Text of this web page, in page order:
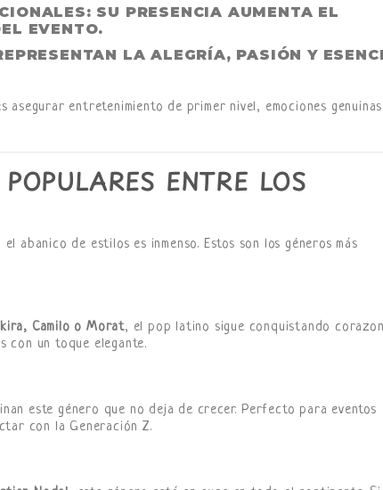
SU PRESENCIA AUMENTA EL
EVENTO.
LA ALEGRÍA, PASIÓN Y
asegurar entretenimiento de primer nivel, emociones
ENTRE LOS
el abanico de estilos es inmenso. Estos son los géneros más
Camilo o Morat, el pop latino sigue conquistando
con un toque elegante.
este género que no deja de crecer. Perfecto para eventos
con la Generación Z.